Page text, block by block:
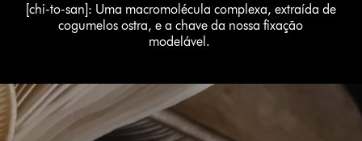
[chi-to-san]: Uma macromolécula complexa, extraída de
cogumelos ostra, e a chave da nossa fixação
modelável.